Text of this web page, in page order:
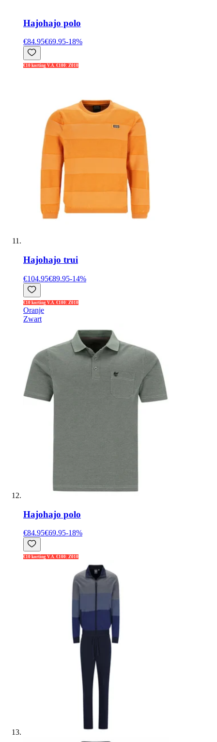
Hajohajo polo
€84.95€69.95-18%
€10 korting V.A. €100: Z010
Hajohajo trui
€104.95€89.95-14%
€10 korting V.A. €100: Z010
Oranje
Zwart
Hajohajo polo
€84.95€69.95-18%
€10 korting V.A. €100: Z010